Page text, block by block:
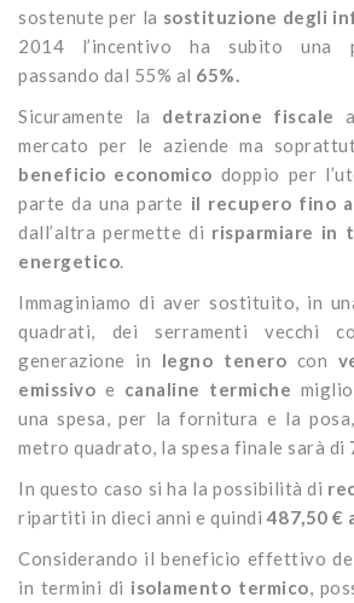
sostenute per la sostituzione degli
2014 l’incentivo ha subìto una
passando dal 55% al 65%.
Sicuramente la detrazione fiscale
mercato per le aziende ma
beneficio economico doppio per
parte da una parte il recupero fino
dall’altra permette di risparmiare in
energetico.
Immaginiamo di aver sostituito, in
quadrati, dei serramenti vecchi
generazione in legno tenero con
emissivo e canaline termiche
una spesa, per la fornitura e la
metro quadrato, la spesa finale sarà di
In questo caso si ha la possibilità di
ripartiti in dieci anni e quindi 487,50 €
Considerando il beneficio effettivo
in termini di isolamento termico,